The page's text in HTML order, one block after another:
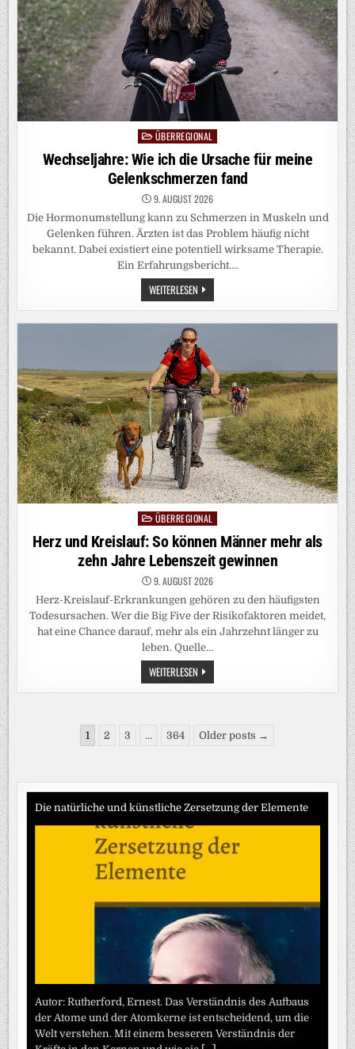
Posted
in
ÜBERREGIONAL
Wechseljahre: Wie ich die Ursache für meine
Gelenkschmerzen fand
9. AUGUST 2026
Die Hormonumstellung kann zu Schmerzen in Muskeln und
Gelenken führen. Ärzten ist das Problem häufig nicht
bekannt. Dabei existiert eine potentiell wirksame Therapie.
Ein Erfahrungsbericht….
WEITERLESEN WECHSELJAHRE:
WIE
ICH
DIE
MEINE
GELENKSCHMERZEN
FAND
Posted
in
ÜBERREGIONAL
Herz und Kreislauf: So können Männer mehr als
zehn Jahre Lebenszeit gewinnen
9. AUGUST 2026
Herz-Kreislauf-Erkrankungen gehören zu den häufigsten
Todesursachen. Wer die Big Five der Risikofaktoren meidet,
hat eine Chance darauf, mehr als ein Jahrzehnt länger zu
leben. Quelle…
WEITERLESEN HERZ
UND
KREISLAUF:
MEHR
ALS
GEWINNEN
Seitennummerierung
Beiträge
1 2 3 … 364 Older posts →
Die natürliche und künstliche Zersetzung der Elemente
Autor: Rutherford, Ernest. Das Verständnis des Aufbaus
der Atome und der Atomkerne ist entscheidend, um die
Welt verstehen. Mit einem besseren Verständnis der